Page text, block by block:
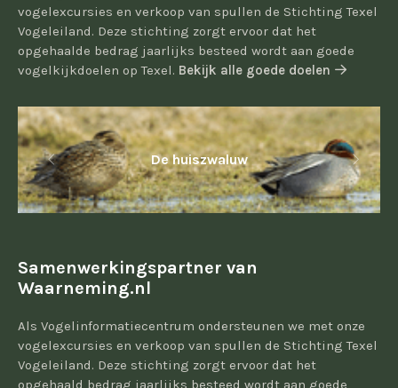
vogelexcursies en verkoop van spullen de Stichting Texel
Vogeleiland. Deze stichting zorgt ervoor dat het
opgehaalde bedrag jaarlijks besteed wordt aan goede
vogelkijkdoelen op Texel. Bekijk alle goede doelen
De huiszwaluw
Samenwerkingspartner van
Waarneming.nl
Als Vogelinformatiecentrum ondersteunen we met onze
vogelexcursies en verkoop van spullen de Stichting Texel
Vogeleiland. Deze stichting zorgt ervoor dat het
opgehaald bedrag jaarlijks besteed wordt aan goede